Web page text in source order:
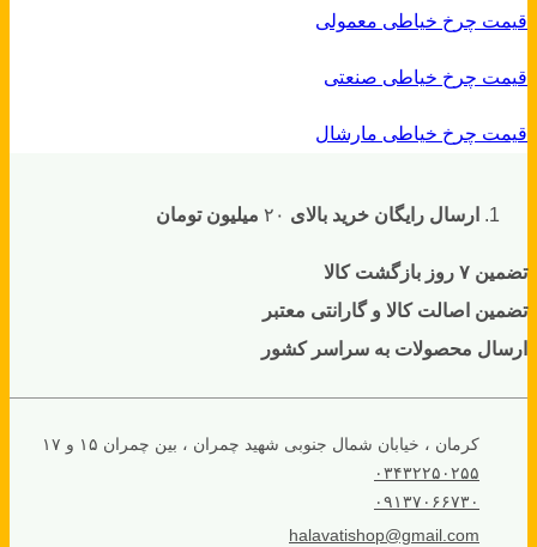
قیمت چرخ خیاطی معمولی
قیمت چرخ خیاطی صنعتی
قیمت چرخ خیاطی مارشال
ارسال رایگان خرید بالای میلیون تومان
تضمین ۷ روز بازگشت کالا
تضمین اصالت کالا و گارانتی معتبر
ارسال محصولات به سراسر کشور
کرمان ، خیابان شمال جنوبی شهید چمران ، بین چمران ۱۵ و ۱۷
۰۳۴۳۲۲۵۰۲۵۵
۰۹۱۳۷۰۶۶۷۳۰
halavatishop@gmail.com